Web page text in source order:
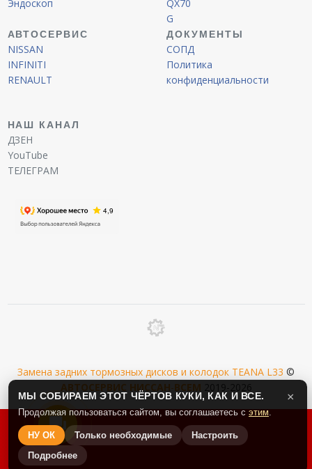
Эндоскоп
QX70
G
АВТОСЕРВИС
NISSAN
INFINITI
RENAULT
ДОКУМЕНТЫ
СОПД
Политика
конфиденциальности
НАШ КАНАЛ
ДЗЕН
YouTube
ТЕЛЕГРАМ
Замена задних тормозных дисков и колодок TEANA L33 ©
АВТОСЕРВИС НИССАН-ВСЕМ 2019-2026
МЫ СОБИРАЕМ ЭТОТ ЧЁРТОВ КУКИ, КАК И ВСЕ.
Продолжая пользоваться сайтом, вы соглашаетесь сэтим.
НУ ОК Только необходимые
Настроить
Подробнее
×